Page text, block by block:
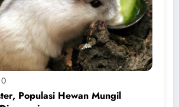
0
Populasi Hewan Mungil